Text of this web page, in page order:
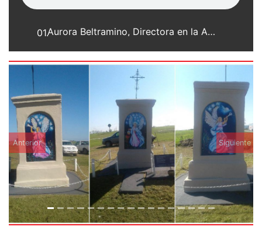
01. Aurora Beltramino, Directora en la Asociación Museo Histórico Regional de San Agustín
Anterior Siguiente